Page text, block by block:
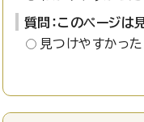
質問：このページは
見つけやすかっ